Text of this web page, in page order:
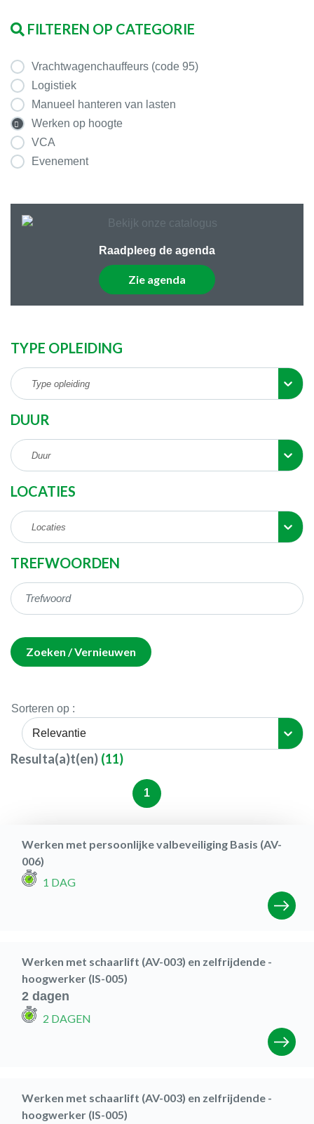
FILTEREN OP CATEGORIE
Vrachtwagenchauffeurs (code 95)
Logistiek
Manueel hanteren van lasten
Werken op hoogte
VCA
Evenement
Raadpleeg de agenda
Zie agenda
TYPE OPLEIDING
Type opleiding
DUUR
Duur
LOCATIES
Locaties
TREFWOORDEN
Zoeken / Vernieuwen
Sorteren op :
Relevantie
Resulta(a)t(en) (11)
1
Werken met persoonlijke valbeveiliging Basis (AV-
006)
1 DAG
Werken met schaarlift (AV-003) en zelfrijdende -
hoogwerker (IS-005)
2 dagen
2 DAGEN
Werken met schaarlift (AV-003) en zelfrijdende -
hoogwerker (IS-005)